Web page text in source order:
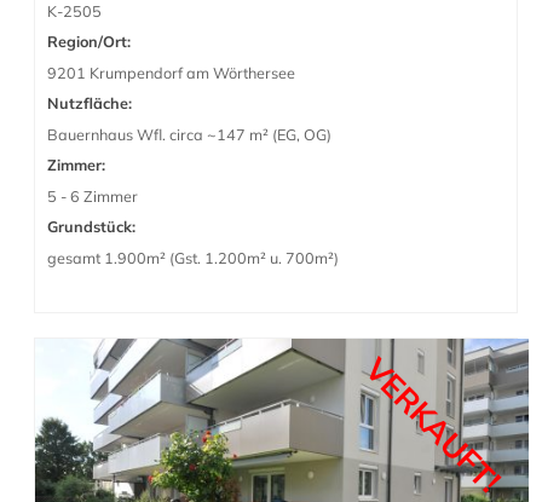
K-2505
Region/Ort:
9201 Krumpendorf am Wörthersee
Nutzfläche:
Bauernhaus Wfl. circa ~147 m² (EG, OG)
Zimmer:
5 - 6 Zimmer
Grundstück:
gesamt 1.900m² (Gst. 1.200m² u. 700m²)
VERKAUFT!